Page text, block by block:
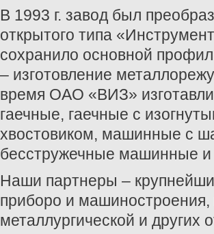
В 1993 г. завод был
открытого типа
сохранило основной
– изготовление
время ОАО «ВИЗ»
гаечные, гаечные с
хвостовиком, машинные с
бесстружечные машинные
Наши партнеры –
приборо и
металлургической и